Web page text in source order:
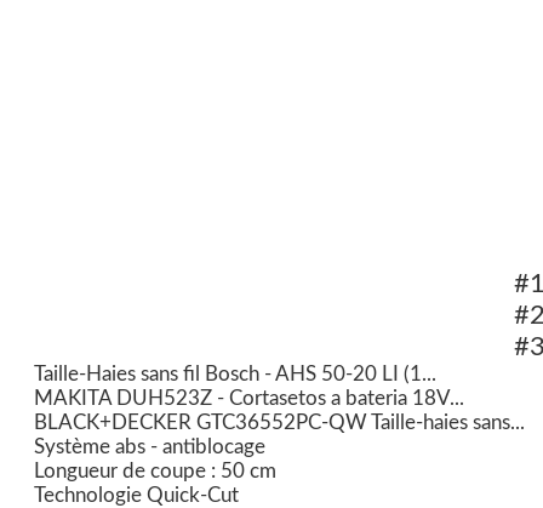
Taille-Haies sans fil Bosch - AHS 50-20 LI (1...
MAKITA DUH523Z - Cortasetos a bateria 18V...
BLACK+DECKER GTC36552PC-QW Taille-haies sans...
Système abs - antiblocage
Longueur de coupe : 50 cm
Technologie Quick-Cut